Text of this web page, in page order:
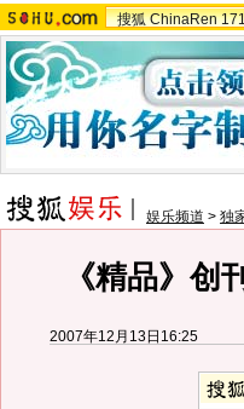
搜狐 ChinaRen
娱乐频道 > 独
《精品》
2007年12月13日16:25